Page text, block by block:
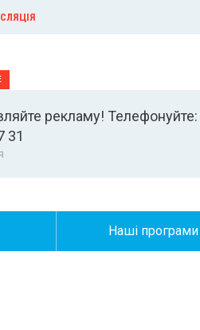
рекламу!
31
Наші програми